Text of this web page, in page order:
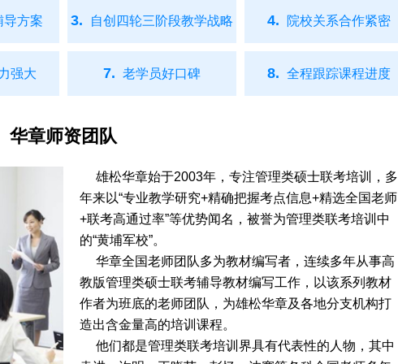
方案 3. 自创四轮三阶段教学战略 4. 院校关系合作紧密
强大 7. 老学员好口碑 8. 全程跟踪课程进度
华章师资团队
雄松华章始于2003年，专注管理类硕士联考培训，多
年来以“专业教学研究+精确把握考点信息+精选全国老师
+联考高通过率”等优势闻名，被誉为管理类联考培训中
的“黄埔军校”。
华章全国老师团队多为教材编写者，连续多年从事高
教版管理类硕士联考辅导教材编写工作，以该系列教材
作者为班底的老师团队，为雄松华章及各地分支机构打
造出含金量高的培训课程。
他们都是管理类联考培训界具有代表性的人物，其中